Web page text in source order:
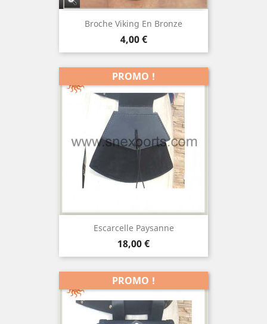
Broche Viking En Bronze
Prix
4,00 €
Escarcelle Paysanne
Prix
18,00 €
PROMO !
PROMO !